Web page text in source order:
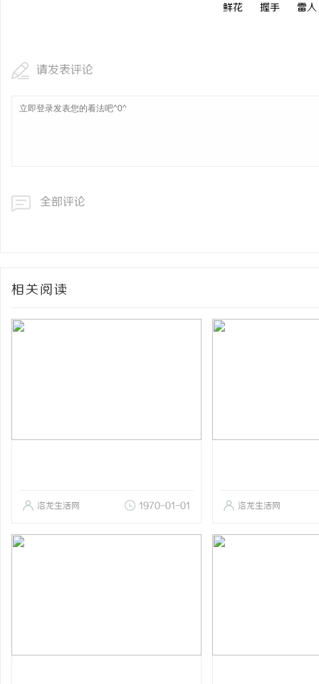
鲜花 握手 雷人
请发表评论
全部评论
相关阅读
洛龙生活网 1970-01-01 洛龙生活网